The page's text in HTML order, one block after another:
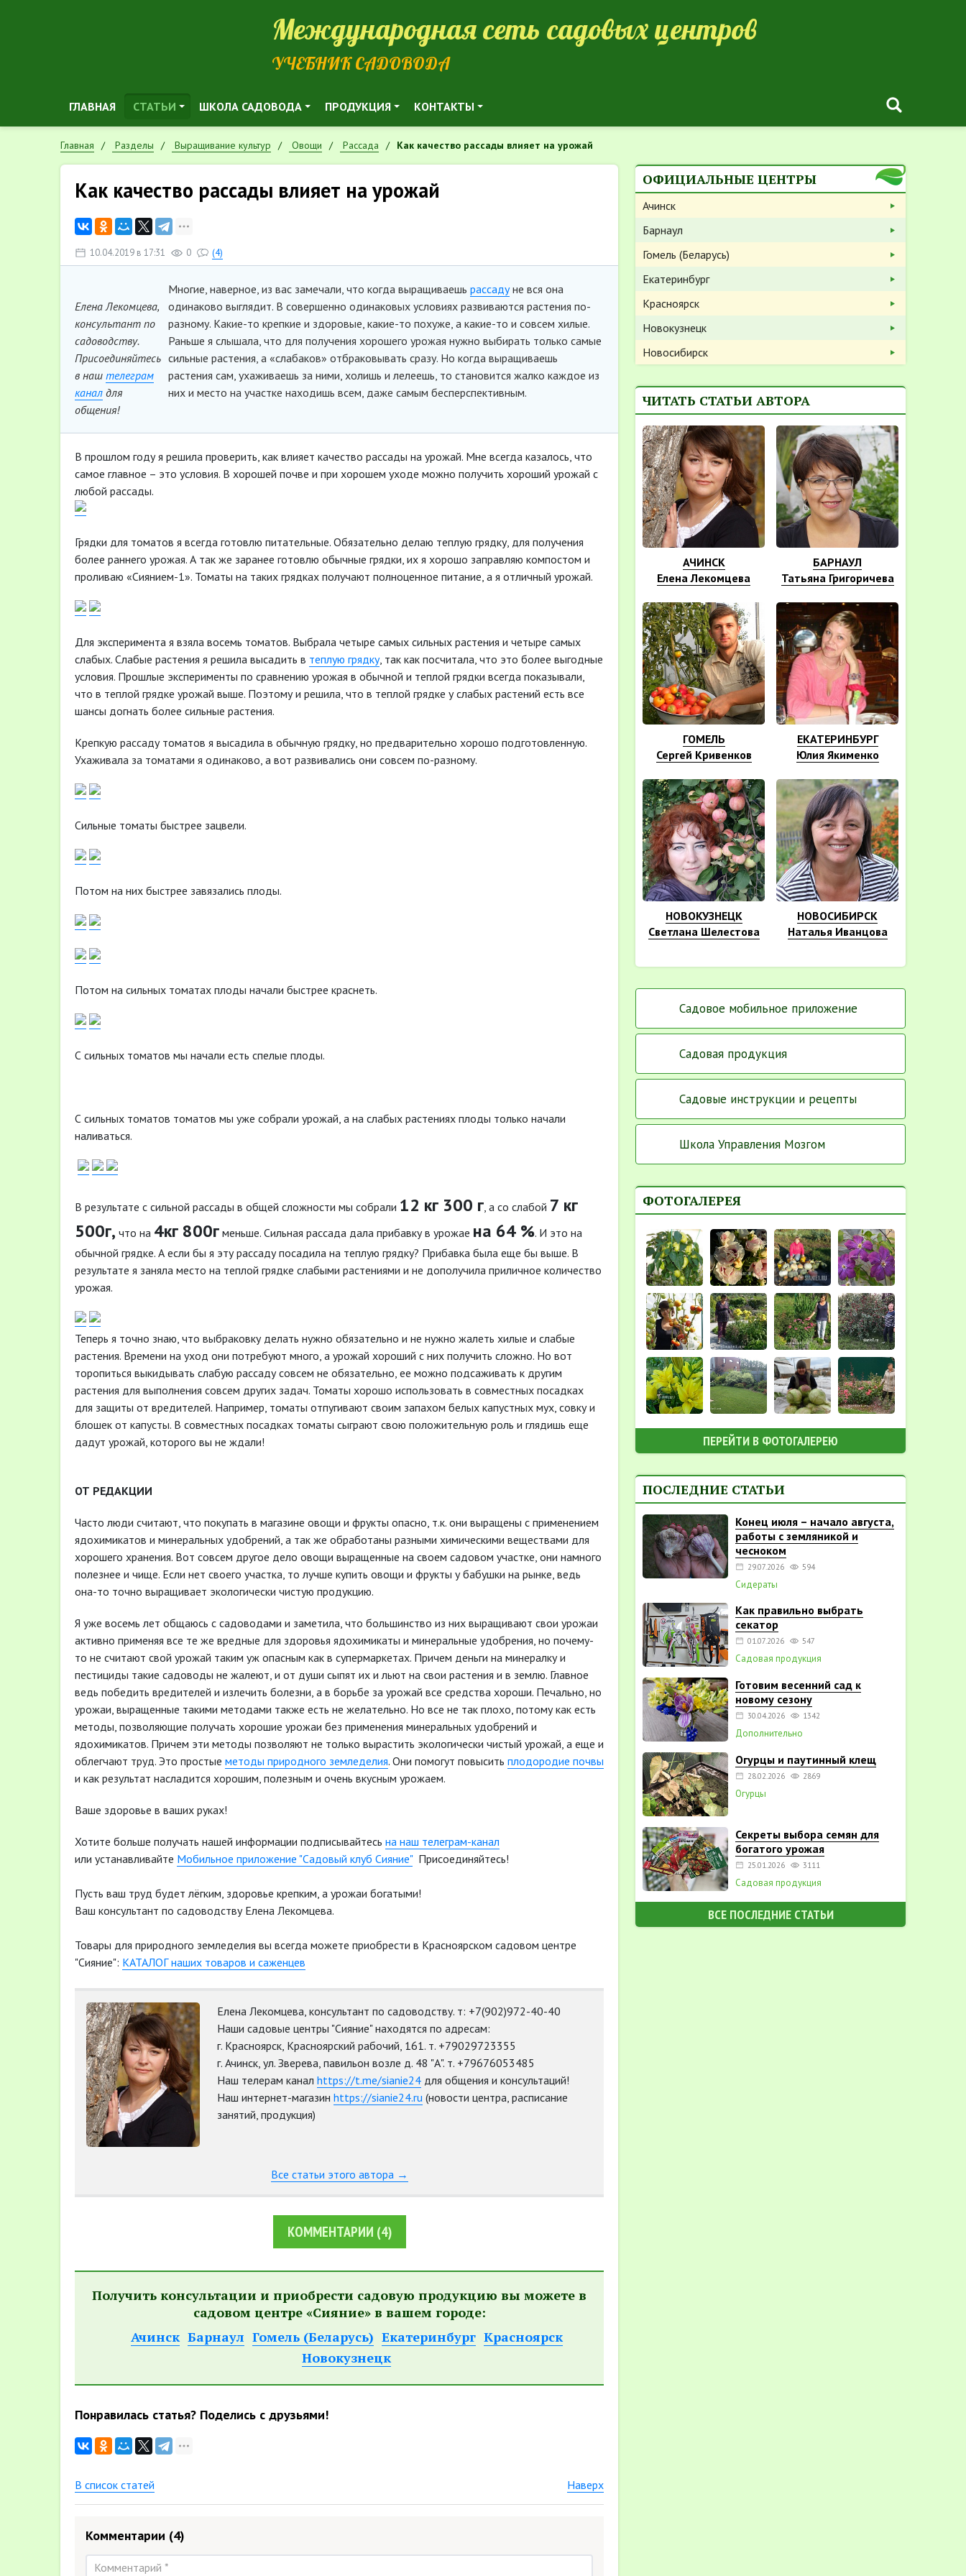
Международная сеть садовых центров
УЧЕБНИК САДОВОДА
ГЛАВНАЯ СТАТЬИ ШКОЛА САДОВОДА ПРОДУКЦИЯ КОНТАКТЫ
Главная Разделы Выращивание культур Овощи Рассада Как качество рассады влияет на урожай
Как качество рассады влияет на урожай
10.04.2019 в 17:31 0 (4)
Многие, наверное, из вас замечали, что когда выращиваешь рассадуне вся она
одинаково выглядит. В совершенно одинаковых условиях развиваются растения по-
разному. Какие-то крепкие и здоровые, какие-то похуже, а какие-то и совсем хилые.
Раньше я слышала, что для получения хорошего урожая нужно выбирать только самые
сильные растения, а «слабаков» отбраковывать сразу. Но когда выращиваешь
растения сам, ухаживаешь за ними, холишь и лелеешь, то становится жалко каждое из
них и место на участке находишь всем, даже самым бесперспективным.
Елена Лекомцева,
консультант по
садоводству.
Присоединяйтесь
в наш телеграм
канал для
общения!
В прошлом году я решила проверить, как влияет качество рассады на урожай. Мне всегда казалось, что
самое главное – это условия. В хорошей почве и при хорошем уходе можно получить хороший урожай с
любой рассады.
Грядки для томатов я всегда готовлю питательные. Обязательно делаю теплую грядку, для получения
более раннего урожая. А так же заранее готовлю обычные грядки, их я хорошо заправляю компостом и
проливаю «Сиянием-1». Томаты на таких грядках получают полноценное питание, а я отличный урожай.
Для эксперимента я взяла восемь томатов. Выбрала четыре самых сильных растения и четыре самых
слабых. Слабые растения я решила высадить в теплую грядку, так как посчитала, что это более выгодные
условия. Прошлые эксперименты по сравнению урожая в обычной и теплой грядки всегда показывали,
что в теплой грядке урожай выше. Поэтому и решила, что в теплой грядке у слабых растений есть все
шансы догнать более сильные растения.
Крепкую рассаду томатов я высадила в обычную грядку, но предварительно хорошо подготовленную.
Ухаживала за томатами я одинаково, а вот развивались они совсем по-разному.
Сильные томаты быстрее зацвели.
Потом на них быстрее завязались плоды.
Потом на сильных томатах плоды начали быстрее краснеть.
С сильных томатов мы начали есть спелые плоды.
С сильных томатов томатов мы уже собрали урожай, а на слабых растениях плоды только начали
наливаться.
В результате с сильной рассады в общей сложности мы собрали 12 кг 300 г, а со слабой 7 кг
500г, что на 4кг 800г меньше. Сильная рассада дала прибавку в урожае на 64 %. И это на
обычной грядке. А если бы я эту рассаду посадила на теплую грядку? Прибавка была еще бы выше. В
результате я заняла место на теплой грядке слабыми растениями и не дополучила приличное количество
урожая.
Теперь я точно знаю, что выбраковку делать нужно обязательно и не нужно жалеть хилые и слабые
растения. Времени на уход они потребуют много, а урожай хороший с них получить сложно. Но вот
торопиться выкидывать слабую рассаду совсем не обязательно, ее можно подсаживать к другим
растения для выполнения совсем других задач. Томаты хорошо использовать в совместных посадках
для защиты от вредителей. Например, томаты отпугивают своим запахом белых капустных мух, совку и
блошек от капусты. В совместных посадках томаты сыграют свою положительную роль и глядишь еще
дадут урожай, которого вы не ждали!
ОТ РЕДАКЦИИ
Часто люди считают, что покупать в магазине овощи и фрукты опасно, т.к. они выращены с применением
ядохимикатов и минеральных удобрений, а так же обработаны разными химическими веществами для
хорошего хранения. Вот совсем другое дело овощи выращенные на своем садовом участке, они намного
полезнее и чище. Если нет своего участка, то лучше купить овощи и фрукты у бабушки на рынке, ведь
она-то точно выращивает экологически чистую продукцию.
Я уже восемь лет общаюсь с садоводами и заметила, что большинство из них выращивают свои урожаи
активно применяя все те же вредные для здоровья ядохимикаты и минеральные удобрения, но почему-
то не считают свой урожай таким уж опасным как в супермаркетах. Причем деньги на минералку и
пестициды такие садоводы не жалеют, и от души сыпят их и льют на свои растения и в землю. Главное
ведь победить вредителей и излечить болезни, а в борьбе за урожай все средства хороши. Печально, но
урожаи, выращенные такими методами также есть не желательно. Но все не так плохо, потому как есть
методы, позволяющие получать хорошие урожаи без применения минеральных удобрений и
ядохимикатов. Причем эти методы позволяют не только вырастить экологически чистый урожай, а еще и
облегчают труд. Это простые методы природного земледелия. Они помогут повысить плодородие почвы
и как результат насладится хорошим, полезным и очень вкусным урожаем.
Ваше здоровье в ваших руках!
Хотите больше получать нашей информации подписывайтесь на наш телеграм-канал
или устанавливайте Мобильное приложение "Садовый клуб Сияние"Присоединяйтесь!
Пусть ваш труд будет лёгким, здоровье крепким, а урожаи богатыми!
Ваш консультант по садоводству Елена Лекомцева.
Товары для природного земледелия вы всегда можете приобрести в Красноярском садовом центре
"Сияние": КАТАЛОГ наших товаров и саженцев
Елена Лекомцева, консультант по садоводству. т: +7(902)972-40-40
Наши садовые центры "Сияние" находятся по адресам:
г. Красноярск, Красноярский рабочий, 161. т. +79029723355
г. Ачинск, ул. Зверева, павильон возле д. 48 "А". т. +79676053485
Наш телерам канал https://t.me/sianie24 для общения и консультаций!
Наш интернет-магазин https://sianie24.ru (новости центра, расписание
занятий, продукция)
Все статьи этого автора →
КОММЕНТАРИИ (4)
Получить консультации и приобрести садовую продукцию вы можете в
садовом центре «Сияние» в вашем городе:
Ачинск Барнаул Гомель (Беларусь) Екатеринбург Красноярск
Новокузнецк
Понравилась статья? Поделись с друзьями!
В список статей Наверх
Комментарии (4)
ОФИЦИАЛЬНЫЕ ЦЕНТРЫ
Ачинск
Барнаул
Гомель (Беларусь)
Екатеринбург
Красноярск
Новокузнецк
Новосибирск
ЧИТАТЬ СТАТЬИ АВТОРА
АЧИНСК
Елена Лекомцева
БАРНАУЛ
Татьяна Григоричева
ГОМЕЛЬ
Сергей Кривенков
ЕКАТЕРИНБУРГ
Юлия Якименко
НОВОКУЗНЕЦК
Светлана Шелестова
НОВОСИБИРСК
Наталья Иванцова
Садовое мобильное приложение
Садовая продукция
Садовые инструкции и рецепты
Школа Управления Мозгом
ФОТОГАЛЕРЕЯ
ПЕРЕЙТИ В ФОТОГАЛЕРЕЮ
ПОСЛЕДНИЕ СТАТЬИ
Конец июля – начало августа,
работы с земляникой и
чесноком
29.07.2026 594
Сидераты
Как правильно выбрать
секатор
01.07.2026 547
Садовая продукция
Готовим весенний сад к
новому сезону
30.04.2026 1342
Дополнительно
Огурцы и паутинный клещ
28.02.2026 2869
Огурцы
Секреты выбора семян для
богатого урожая
25.01.2026 3111
Садовая продукция
ВСЕ ПОСЛЕДНИЕ СТАТЬИ